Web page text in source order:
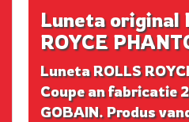
Luneta original
ROYCE
Luneta ROLLS
Coupe an fabricatie
GOBAIN. Produs